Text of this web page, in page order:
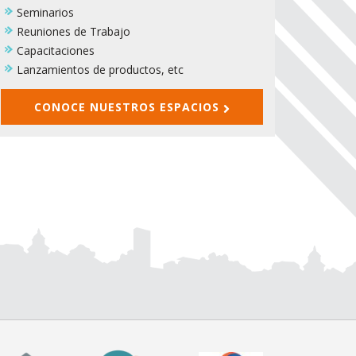
Seminarios
Reuniones de Trabajo
Capacitaciones
Lanzamientos de productos, etc
CONOCE NUESTROS ESPACIOS